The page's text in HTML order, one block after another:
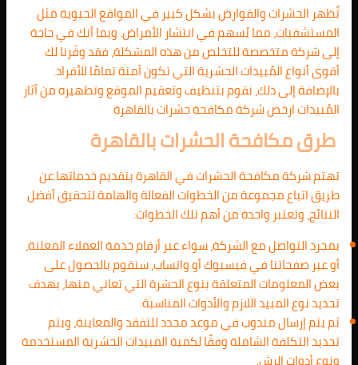
تُظهر الحشرات والقوارض بشكل كبير في المواقع الحيوية مثل
المستشفيات، مما يُسهم في انتشار الأمراض. وبما أنك في حاجة
إلى شركة متخصصة للتخلص من هذه المشكلة، فقد وفّرنا لك
أقوى أنواع المُبيدات الحشرية التي تكون آمنة تمامًا للأفراد.
بالإضافة إلى ذلك، نقوم بتنظيف وتعقيم الموقع وتطهيره من آثار
المُبيدات ارخص شركة مكافحة حشرات بالقاهرة
طرق مكافحة الحشرات بالقاهرة
تهتم شركة مكافحة الحشرات في القاهرة بتقديم خدماتها عن
طريق اتباع مجموعة من الخطوات الفعالة والهامة لتحقيق أفضل
النتائج، وتعتبر واحدة من أهم تلك الخطوات:
بمجرد التواصل مع الشركة، سواء عبر أرقام خدمة العملاء المعلنة،
أو عبر صفحاتنا في فيسبوك أو واتساب، سنقوم بالحصول على
بعض المعلومات المتعلقة بنوع الحشرة التي تعاني منها، بهدف
تحديد نوع المبيد اللازم والأدوات المناسبة.
ثم يتم إرسال مندوب في موعد محدد للتفقد والمعاينة، ويتم
تحديد التكلفة الشاملة وفقًا لكمية المبيدات الحشرية المستخدمة